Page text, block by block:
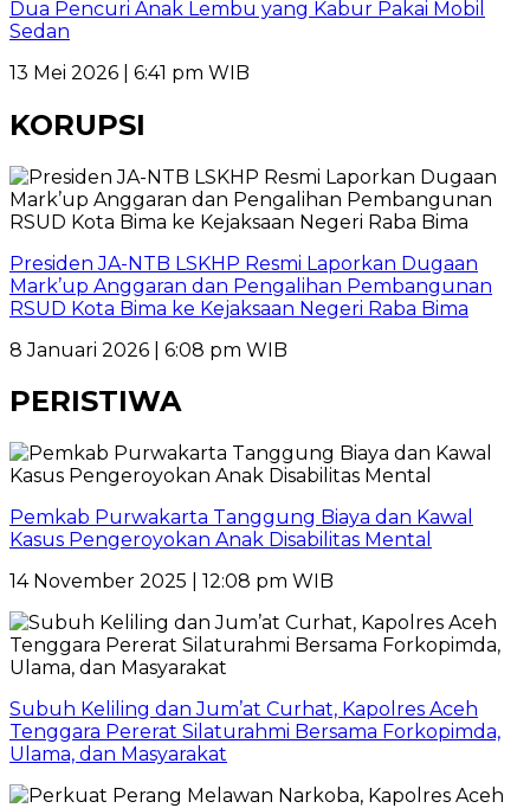
Dua Pencuri Anak Lembu yang Kabur Pakai Mobil
Sedan
13 Mei 2026 | 6:41 pm WIB
KORUPSI
Presiden JA-NTB LSKHP Resmi Laporkan Dugaan
Mark’up Anggaran dan Pengalihan Pembangunan
RSUD Kota Bima ke Kejaksaan Negeri Raba Bima
8 Januari 2026 | 6:08 pm WIB
PERISTIWA
Pemkab Purwakarta Tanggung Biaya dan Kawal
Kasus Pengeroyokan Anak Disabilitas Mental
14 November 2025 | 12:08 pm WIB
Subuh Keliling dan Jum’at Curhat, Kapolres Aceh
Tenggara Pererat Silaturahmi Bersama Forkopimda,
Ulama, dan Masyarakat